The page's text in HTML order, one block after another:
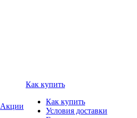
Акции
Как купить
Как купить
Условия доставки